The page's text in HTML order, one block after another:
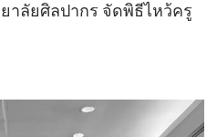
ลัยศิลปากร จัดพิธีไหว้ครู